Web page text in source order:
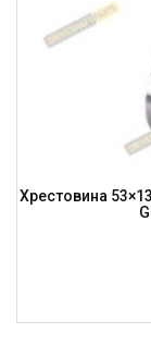
Хрестовина